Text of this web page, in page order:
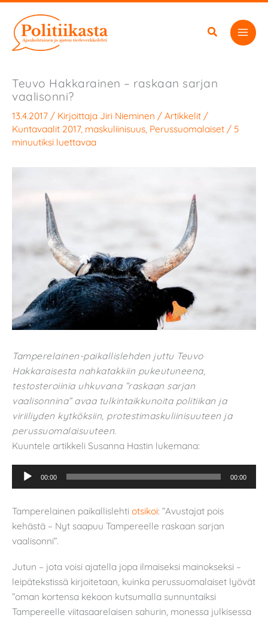
sisältöön
Teuvo Hakkarainen – raskaan sarjan
vaalisonni?
13.4.2017 / Kirjoittaja Jiri Nieminen / Artikkelit /
Kuntavaalit 2017, maskuliinisuus Perussuomalaiset / 5
minuutiksi luettavaa
Tamperelainen-paikallislehden juttu Teuvo
Hakkaraisesta nahkatakkiin pukeutuneena,
testosteroiinia uhkuvana ”raskaan sarjan
vaalisonnina” avaa tulkintaikkunoita politiikan ja
viriiliyden kytköksiin, protestimaskuliinisuuteen ja
perussuomalaisuuteen.
Kuuntele artikkeli Susanna Hastin lukemana:
Äänitoistin00:00 00:00
Tamperelainen paikallislehti otsikoi: ”Avustajat pois
kehästä – Nyt saapuu Tampereelle raskaan sarjan
vaalisonni”.
Jutun – jota voisi ajatella jopa ilmaiseksi mainokseksi –
leipätekstissä kirjoitetaan, kuinka perussuomalaiset lyövät
”oman kortensa kekoon kutsumalla sunnuntaiksi
Tampereelle viitasaarelaisen sahurin, monessa julkisessa